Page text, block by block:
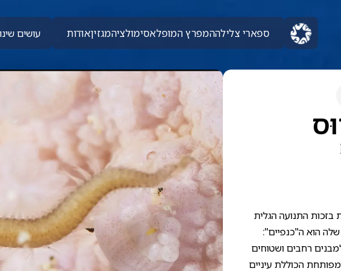
ספארי צלילההמפרץ המופלאסימולציהמגזיןאודות עושים
בזכות התנועה הגלית
הוא ה"כנפיים":
רחבים ושטוחים
הכוללת עיניים